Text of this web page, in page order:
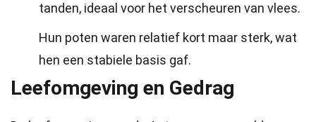
tanden, ideaal voor het verscheuren van vlees.
Hun poten waren relatief kort maar sterk, wat
hen een stabiele basis gaf.
Leefomgeving en Gedrag